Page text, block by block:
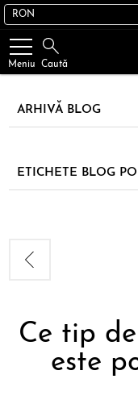
Meniu Caută
ARHIVĂ BLOG
ETICHETE BLOG
Ce tip
este